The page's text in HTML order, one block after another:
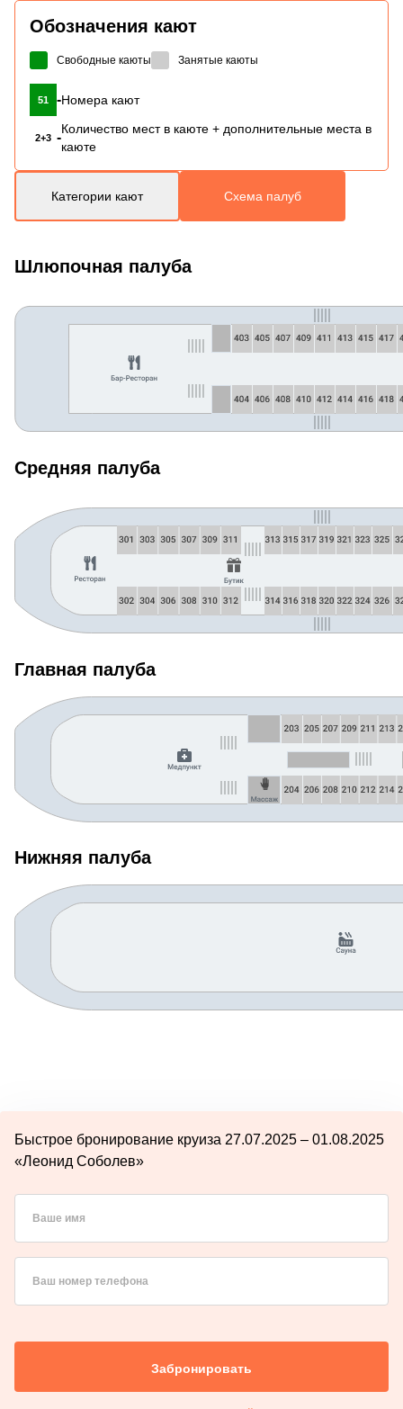
Обозначения кают
Свободные каюты Занятые каюты
51 -Номера кают
2+3 -
Количество мест в каюте + дополнительные места в
каюте
Категории кают Схема палуб
Шлюпочная палуба
Средняя палуба
Главная палуба
Нижняя палуба
Быстрое бронирование круиза 27.07.2025 – 01.08.2025
«Леонид Соболев»
Ваше имя
Ваш номер телефона
Забронировать